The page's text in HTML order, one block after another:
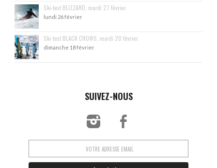
Ski-test BLIZZARD, mardi 27 février.
lundi 26 février
Ski-test BLACK CROWS, mardi 20 février.
dimanche 18 février
SUIVEZ-NOUS